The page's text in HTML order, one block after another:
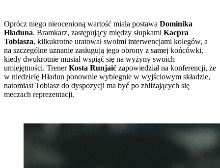
Oprócz niego nieocenioną wartość miała postawa Dominika
Hładuna. Bramkarz, zastępujący między słupkami Kacpra
Tobiasza, kilkukrotne uratował swoimi interwencjami kolegów, a
na szczególne uznanie zasługują jego obrony z samej końcówki,
kiedy dwukrotnie musiał wspiąć się na wyżyny swoich
umiejętności. TrenerKosta Runjaić zapowiedział na konferencji, że
w niedzielę Hładun ponownie wybiegnie w wyjściowym składzie,
natomiast Tobiasz do dyspozycji ma być po zbliżających się
meczach reprezentacji.